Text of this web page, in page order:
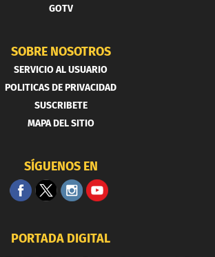
GOTV
SOBRE NOSOTROS
SERVICIO AL USUARIO
POLITICAS DE PRIVACIDAD
SUSCRIBETE
MAPA DEL SITIO
SÍGUENOS EN
PORTADA DIGITAL